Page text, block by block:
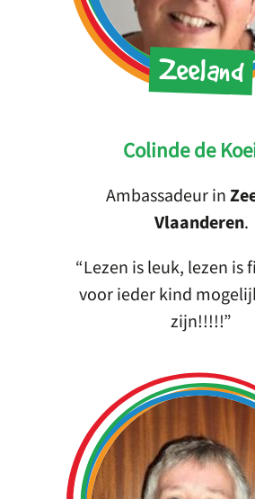
Zeeland
Colinde de
Ambassadeur in
Vlaanderen.
Lezen is leuk, lezen is
voor ieder kind
zijn!!!!!